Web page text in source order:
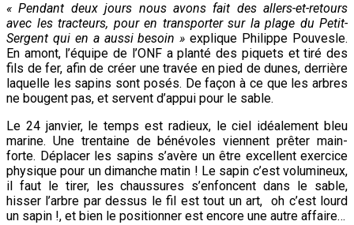
« Pendant deux jours nous avons fait des allers-et-retours
avec les tracteurs, pour en transporter sur la plage du Petit-
Sergent qui en a aussi besoin » explique Philippe Pouvesle.
En amont, l’équipe de l’ONF a planté des piquets et tiré des
fils de fer, afin de créer une travée en pied de dunes, derrière
laquelle les sapins sont posés. De façon à ce que les arbres
ne bougent pas, et servent d’appui pour le sable.
Le 24 janvier, le temps est radieux, le ciel idéalement bleu
marine. Une trentaine de bénévoles viennent prêter main-
forte. Déplacer les sapins s’avère un être excellent exercice
physique pour un dimanche matin ! Le sapin c’est volumineux,
il faut le tirer, les chaussures s’enfoncent dans le sable,
hisser l’arbre par dessus le fil est tout un art, oh c’est lourd
un sapin !, et bien le positionner est encore une autre affaire…